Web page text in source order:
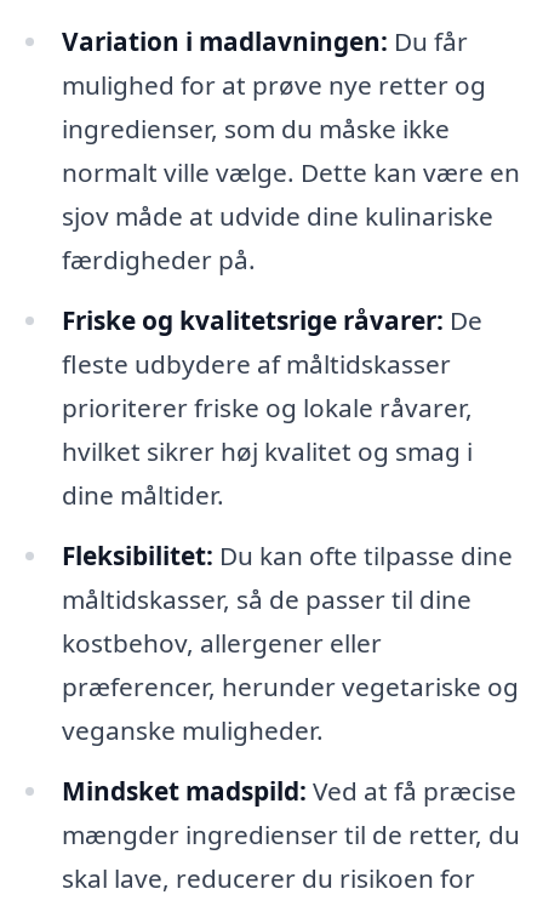
Variation i madlavningen: Du får
mulighed for at prøve nye retter og
ingredienser, som du måske ikke
normalt ville vælge. Dette kan være en
sjov måde at udvide dine kulinariske
færdigheder på.
Friske og kvalitetsrige råvarer: De
fleste udbydere af måltidskasser
prioriterer friske og lokale råvarer,
hvilket sikrer høj kvalitet og smag i
dine måltider.
Fleksibilitet: Du kan ofte tilpasse dine
måltidskasser, så de passer til dine
kostbehov, allergener eller
præferencer, herunder vegetariske og
veganske muligheder.
Mindsket madspild: Ved at få præcise
mængder ingredienser til de retter, du
skal lave, reducerer du risikoen for